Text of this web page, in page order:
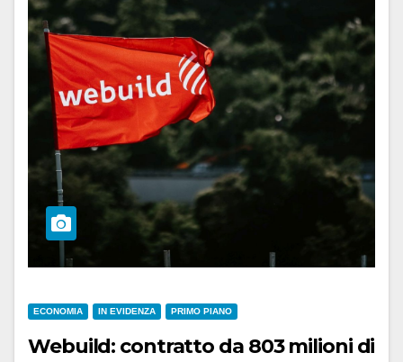
ECONOMIA IN EVIDENZA PRIMO PIANO
Webuild: contratto da 803 milioni di